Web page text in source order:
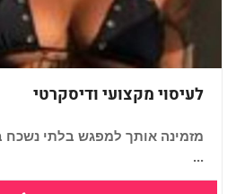
לעיסוי מקצועי ודיסקרטי
מזמינה אותך למפגש בלתי נשכח
...